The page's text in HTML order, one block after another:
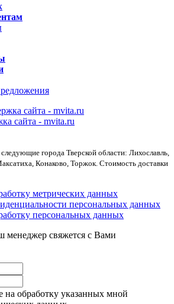
сайта - mvita.ru
города Тверской области: Лихославль,
Конаково, Торжок. Стоимость доставки
метрических данных
персональных данных
персональных данных
менеджер свяжется с Вами
на обработку указанных мной